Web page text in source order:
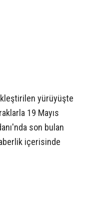
yürüyüşte
19 Mayıs
son bulan
içerisinde